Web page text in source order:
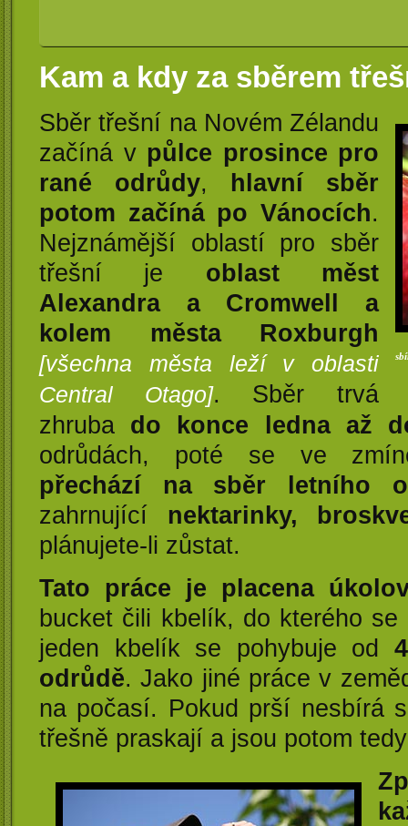
Kam a kdy za sběrem
Sběr třešní na Novém Zélandu
začíná v půlce prosince pro
rané odrůdy, hlavní sběr
potom začíná po Vánocích.
Nejznámější oblastí pro sběr
třešní je oblast měst
Alexandra a Cromwell a
kolem města Roxburgh
[všechna města leží v oblasti
Central Otago]. Sběr trvá
zhruba do konce ledna až
odrůdách, poté se ve
přechází na sběr letního
zahrnující nektarinky,
plánujete-li zůstat.
Tato práce je placena
bucket čili kbelík, do kterého
jeden kbelík se pohybuje od
odrůdě. Jako jiné práce v
na počasí. Pokud prší nesbírá
třešně praskají a jsou potom